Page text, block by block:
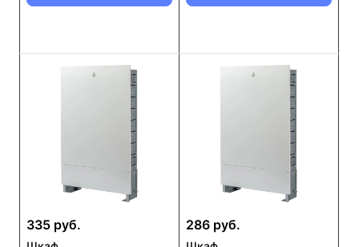
335 руб. 286 руб.